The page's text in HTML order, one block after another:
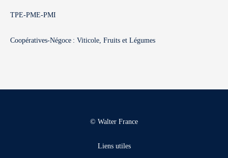
TPE-PME-PMI
Coopératives-Négoce : Viticole, Fruits et Légumes
© Walter France
Liens utiles